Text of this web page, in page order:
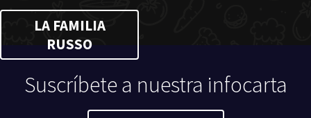
LA FAMILIA
RUSSO
Suscríbete a nuestra infocarta